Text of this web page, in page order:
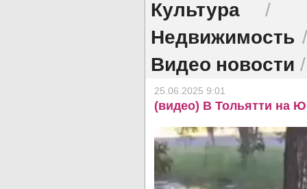
Культура /
Недвижимость
Видео новости
25.06.2025 9:01
(видео) В Тольятти на